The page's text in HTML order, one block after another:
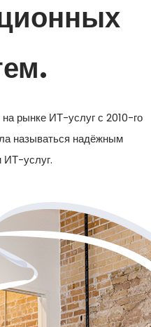
рынке ИТ-услуг с 2010-го
называться надёжным
ИТ-услуг.